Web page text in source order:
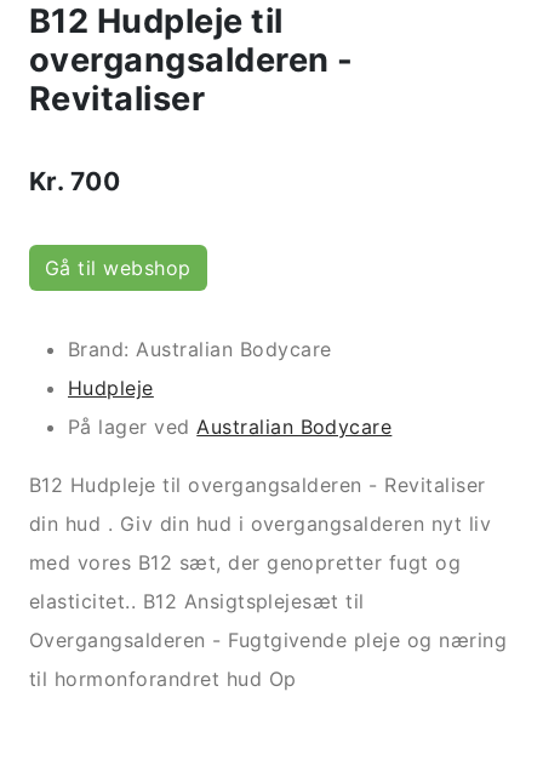
B12 Hudpleje til
overgangsalderen -
Revitaliser
Kr. 700
Gå til webshop
Brand: Australian Bodycare
Hudpleje
På lager vedAustralian Bodycare
B12 Hudpleje til overgangsalderen - Revitaliser
din hud . Giv din hud i overgangsalderen nyt liv
med vores B12 sæt, der genopretter fugt og
elasticitet.. B12 Ansigtsplejesæt til
Overgangsalderen - Fugtgivende pleje og næring
til hormonforandret hud Op